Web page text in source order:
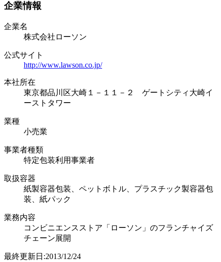
企業情報
企業名
株式会社ローソン
公式サイト
http://www.lawson.co.jp/
本社所在
東京都品川区大崎１－１１－２ ゲートシティ大崎イ
ーストタワー
業種
小売業
事業者種類
特定包装利用事業者
取扱容器
紙製容器包装、ペットボトル、プラスチック製容器包
装、紙パック
業務内容
コンビニエンスストア「ローソン」のフランチャイズ
チェーン展開
最終更新日:2013/12/24